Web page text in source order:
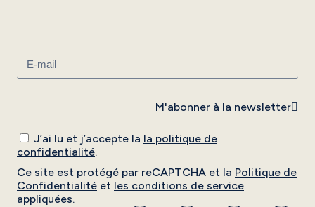
J’ai lu et j’accepte la la politique de
confidentialité.
Ce site est protégé par reCAPTCHA et la Politique de
Confidentialité et les conditions de service
appliquées.
M'abonner à la newsletter